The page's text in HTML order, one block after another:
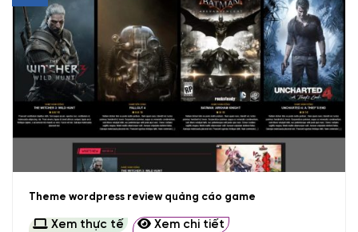
Theme wordpress review quảng cáo game
Xem thực tế Xem chi tiết